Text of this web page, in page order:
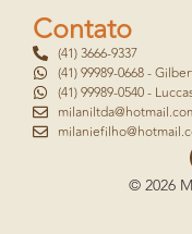
Contato
(41) 3666-9337
(41) 99989-0668 -
(41) 99989-0540 -
© 2026